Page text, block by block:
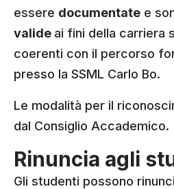
essere documentate e
valide ai fini della carriera
coerenti con il percorso
presso la SSML Carlo Bo.
Le modalità per il
dal Consiglio Accademico.
Rinuncia agli
Gli studenti possono